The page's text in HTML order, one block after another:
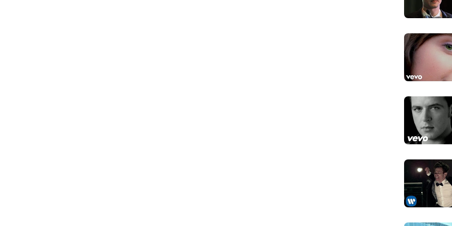
And PDA
Và mấy cặp
The
Mạng
People my
Mấy đứa trạc
I think
Tôi nghĩ cần
And doing
Còn cô-ca-in
Am I just
Tôi nói có
Is it just
Phải chăng
Feel the